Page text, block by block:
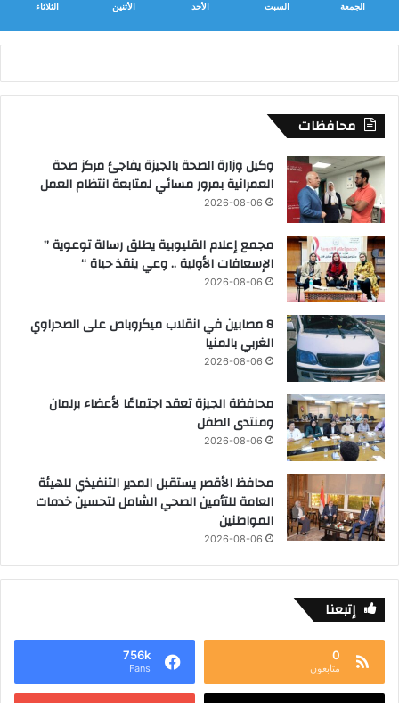
الجمعة السبت الأحد الأثنين الثلاثاء
محافظات
وكيل وزارة الصحة بالجيزة يفاجئ مركز صحة
العمرانية بمرور مسائي لمتابعة انتظام العمل
2026-08-06
مجمع إعلام القليوبية يطلق رسالة توعوية ”
الإسعافات الأولية .. وعي ينقذ حياة “
2026-08-06
8 مصابين في انقلاب ميكروباص على الصحراوي
الغربي بالمنيا
2026-08-06
محافظة الجيزة تعقد اجتماعًا لأعضاء برلمان
ومنتدى الطفل
2026-08-06
محافظ الأقصر يستقبل المدير التنفيذي للهيئة
العامة للتأمين الصحي الشامل لتحسين خدمات
المواطنين
2026-08-06
إتبعنا
0
متابعون
756k
Fans